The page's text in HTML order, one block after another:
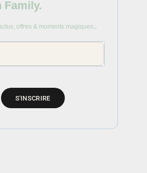
Family.
offres & moments magiques..
S'INSCRIRE